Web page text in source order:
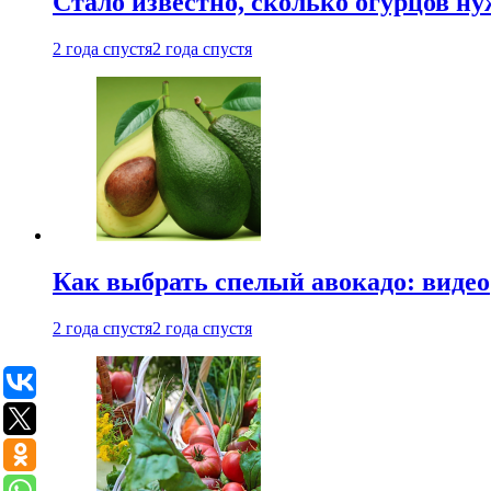
2 года спустя2 года спустя
Как выбрать спелый авокадо: видео
2 года спустя2 года спустя